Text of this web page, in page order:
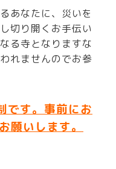
あなたに、災いを
切り開くお手伝い
る寺となりますな
れませんのでお参
す。事前にお
願いします。